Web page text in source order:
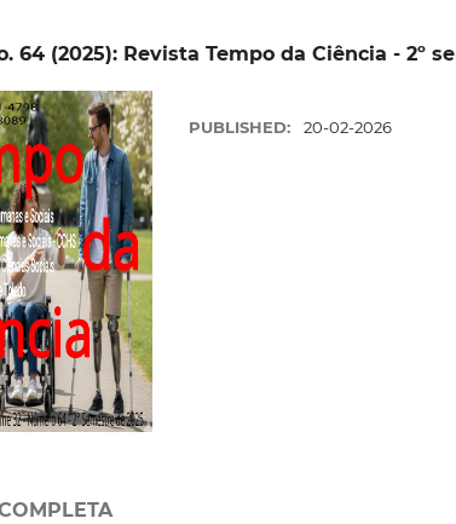
64 (2025): Revista Tempo da Ciência - 2º
PUBLISHED: 20-02-2026